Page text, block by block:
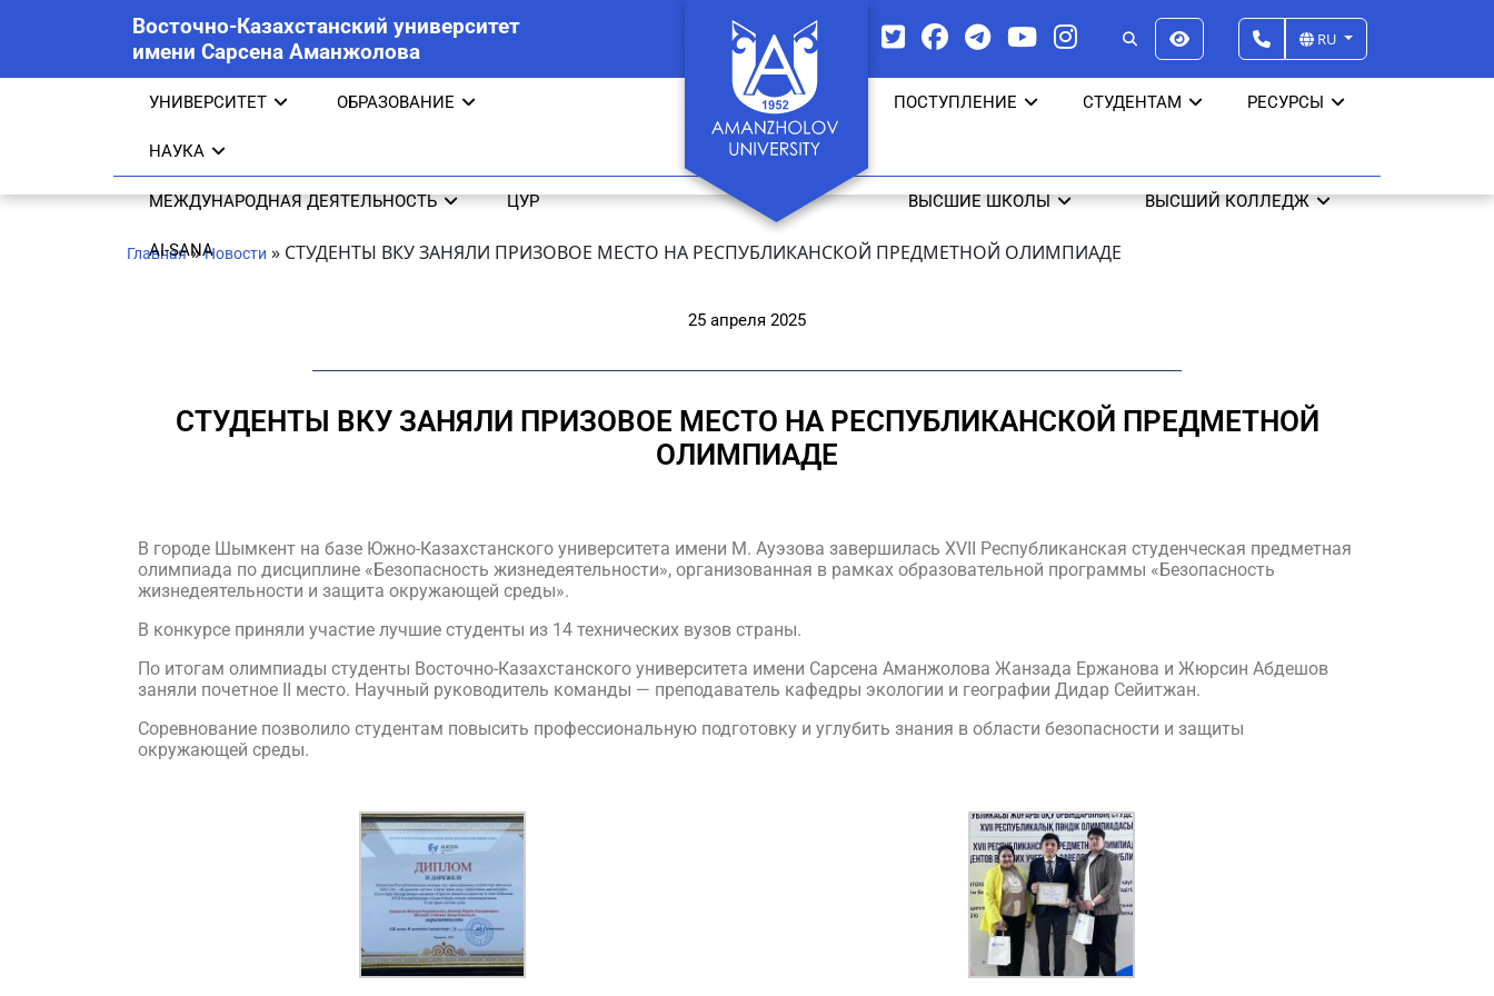
Восточно-Казахстанский университет
имени Сарсена Аманжолова
RU
УНИВЕРСИТЕТ ОБРАЗОВАНИЕ
НАУКА
ПОСТУПЛЕНИЕ СТУДЕНТАМ РЕСУРСЫ
МЕЖДУНАРОДНАЯ ДЕЯТЕЛЬНОСТЬ ЦУР
AI-SANA
ВЫСШИЕ ШКОЛЫ ВЫСШИЙ КОЛЛЕДЖ
Главная»Новости » СТУДЕНТЫ ВКУ ЗАНЯЛИ ПРИЗОВОЕ МЕСТО НА РЕСПУБЛИКАНСКОЙ ПРЕДМЕТНОЙ ОЛИМПИАДЕ
25 апреля 2025
СТУДЕНТЫ ВКУ ЗАНЯЛИ ПРИЗОВОЕ МЕСТО НА РЕСПУБЛИКАНСКОЙ ПРЕДМЕТНОЙ
ОЛИМПИАДЕ
В городе Шымкент на базе Южно-Казахстанского университета имени М. Ауэзова завершилась XVII Республиканская студенческая предметная
олимпиада по дисциплине «Безопасность жизнедеятельности», организованная в рамках образовательной программы «Безопасность
жизнедеятельности и защита окружающей среды».
В конкурсе приняли участие лучшие студенты из 14 технических вузов страны.
По итогам олимпиады студенты Восточно-Казахстанского университета имени Сарсена Аманжолова Жанзада Ержанова и Жюрсин Абдешов
заняли почетное II место. Научный руководитель команды — преподаватель кафедры экологии и географии Дидар Сейитжан.
Соревнование позволило студентам повысить профессиональную подготовку и углубить знания в области безопасности и защиты
окружающей среды.